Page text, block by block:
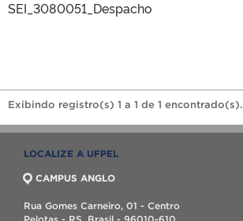
SEI_3080051_Despacho
Exibindo registro(s) 1 a 1 de 1 encontrado(s).
LOCALIZE A UFPEL
CAMPUS ANGLO
Rua Gomes Carneiro, 01 - Centro
Pelotas - RS, Brasil - 96010-610